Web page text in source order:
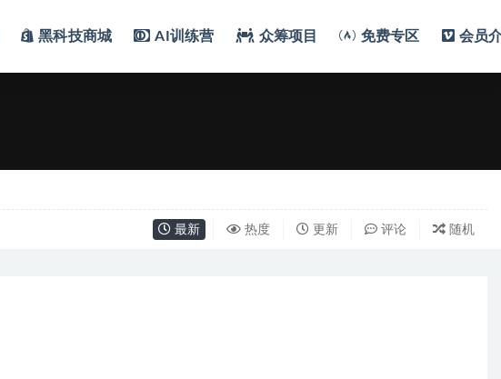
黑科技商城 AI训练营 众筹项目 免费专区 会员
最新 热度 更新 评论 随机